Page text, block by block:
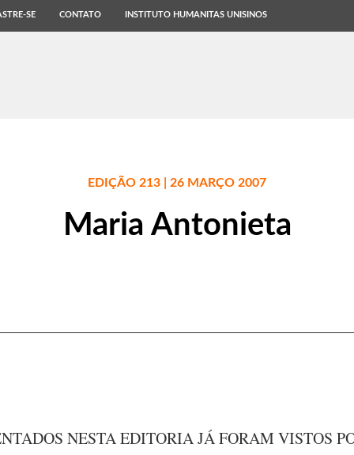
SE CONTATO INSTITUTO HUMANITAS UNISINOS
EDIÇÃO 213 | 26 MARÇO 2007
Maria Antonieta
NESTA EDITORIA JÁ FORAM VISTOS